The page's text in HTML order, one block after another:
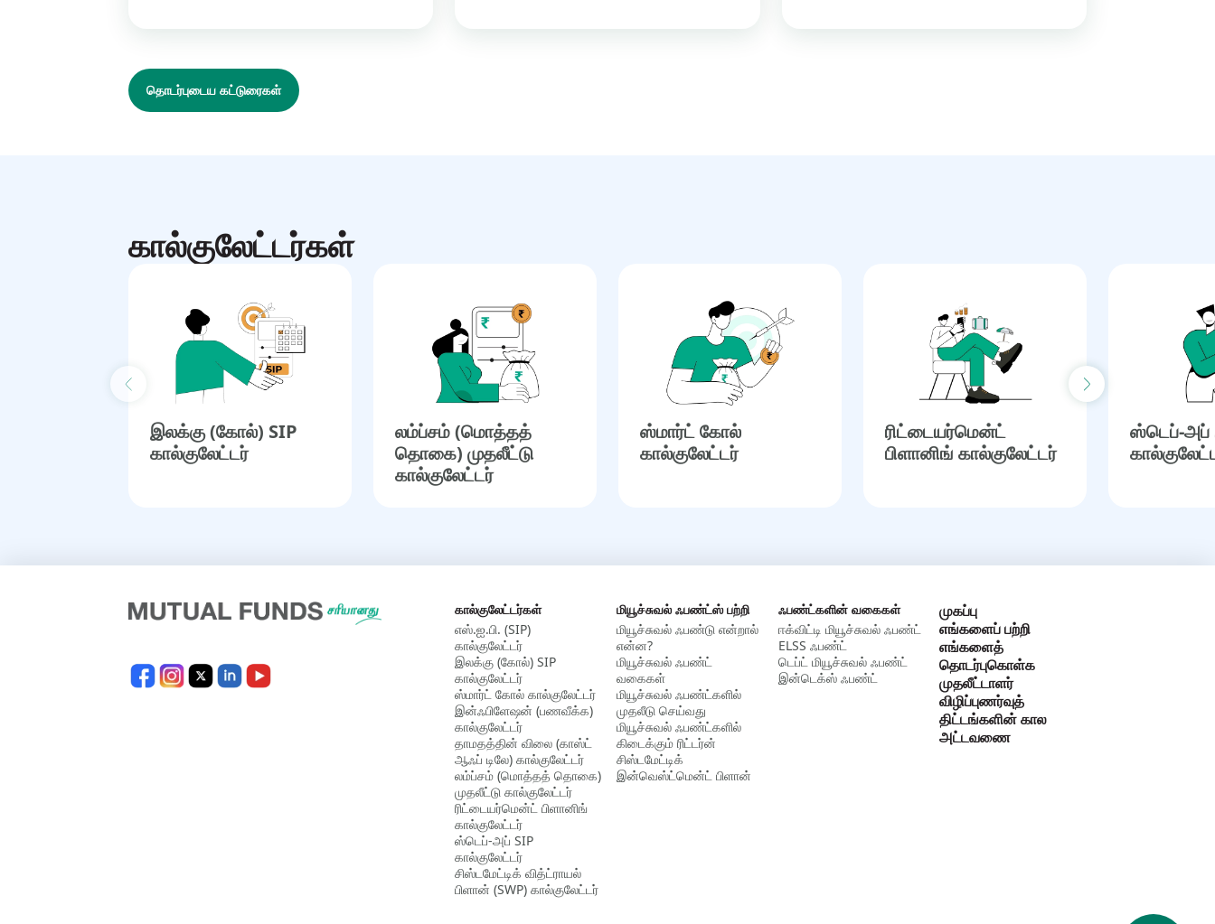
தொடர்புடைய கட்டுரைகள்
கால்குலேட்டர்கள்
இலக்கு (கோல்) SIP
கால்குலேட்டர்
லம்ப்சம் (மொத்தத்
தொகை) முதலீட்டு
கால்குலேட்டர்
ஸ்மார்ட் கோல்
கால்குலேட்டர்
ரிட்டையர்மென்ட்
பிளானிங் கால்குலேட்டர்
ஸ்டெப்-அப்
Previous slide Next slide
கால்குலேட்டர்கள்
எஸ்.ஐ.பி. (SIP)
கால்குலேட்டர்
இலக்கு (கோல்) SIP
கால்குலேட்டர்
ஸ்மார்ட் கோல் கால்குலேட்டர்
இன்ஃபிளேஷன் (பணவீக்க)
கால்குலேட்டர்
தாமதத்தின் விலை (காஸ்ட்
ஆஃப் டிலே) கால்குலேட்டர்
லம்ப்சம் (மொத்தத் தொகை)
முதலீட்டு கால்குலேட்டர்
ரிட்டையர்மென்ட் பிளானிங்
கால்குலேட்டர்
ஸ்டெப்-அப் SIP
கால்குலேட்டர்
சிஸ்டமேட்டிக் வித்ட்ராயல்
பிளான் (SWP) கால்குலேட்டர்
மியூச்சுவல் ஃபண்ட்ஸ் பற்றி
மியூச்சுவல் ஃபண்டு என்றால்
என்ன?
மியூச்சுவல் ஃபண்ட்
வகைகள்
மியூச்சுவல் ஃபண்ட்களில்
முதலீடு செய்வது
மியூச்சுவல் ஃபண்ட்களில்
கிடைக்கும் ரிட்டர்ன்
சிஸ்டமேட்டிக்
இன்வெஸ்ட்மென்ட் பிளான்
ஃபண்ட்களின் வகைகள்
ஈக்விட்டி மியூச்சுவல் ஃபண்ட்
ELSS ஃபண்ட்
டெப்ட் மியூச்சுவல் ஃபண்ட்
இன்டெக்ஸ் ஃபண்ட்
முகப்பு
எங்களைப் பற்றி
எங்களைத்
தொடர்புகொள்க
முதலீட்டாளர்
விழிப்புணர்வுத்
திட்டங்களின் கால
அட்டவணை